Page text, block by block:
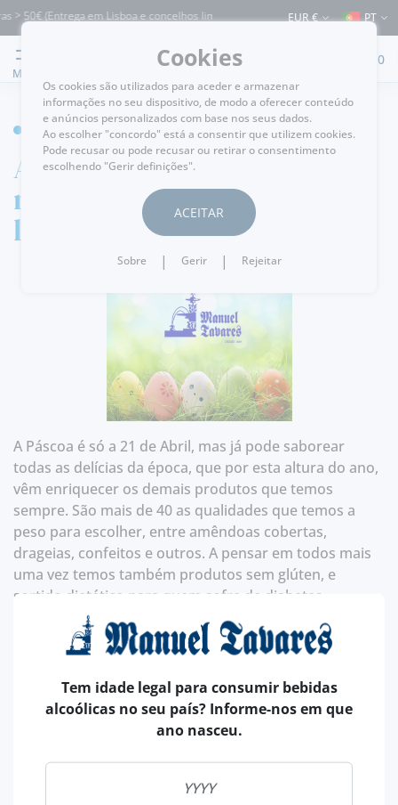
> 50€ (Entrega em Lisboa e concelhos limítrofes) ⚠️ Envios para Portugal e
EUR € PT
MENU
0
HOME
A Páscoa na loja
mais doce de
lisboa!
A Páscoa é só a 21 de Abril, mas já pode saborear
todas as delícias da época, que por esta altura do ano,
vêm enriquecer os demais produtos que temos
sempre. São mais de 40 as qualidades que temos a
peso para escolher, entre amêndoas cobertas,
drageias, confeitos e outros. A pensar em todos mais
uma vez temos também produtos sem glúten, e
sortido dietético para quem sofre de diabetes.
Para além da grande variedade a peso temos também
produtos artesanais exclusivos, alusivos à época,
assim como os habituais chocolates, como os ovos de
chocolate que chegam aos 3 Kg e outros de poucas
Tem idade legal para consumir bebidas
alcoólicas no seu país? Informe-nos em que
ano nasceu.
Cookies
Os cookies são utilizados para aceder e armazenar
informações no seu dispositivo, de modo a oferecer conteúdo
e anúncios personalizados com base nos seus dados.
Ao escolher "concordo" está a consentir que utilizem cookies.
Pode recusar ou pode recusar ou retirar o consentimento
escolhendo "Gerir definições".
ACEITAR
Sobre | Gerir | Rejeitar